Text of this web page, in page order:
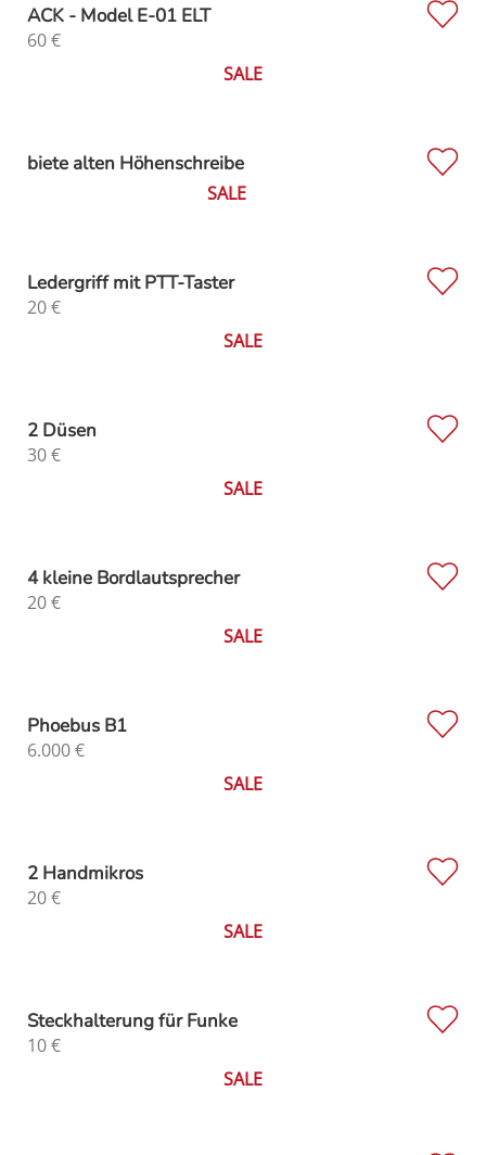
ACK - Model E-01 ELT
60€
SALE
biete alten Höhenschreibe
SALE
Ledergriff mit PTT-Taster
20€
SALE
2 Düsen
30€
SALE
4 kleine Bordlautsprecher
20€
SALE
Phoebus B1
6.000€
SALE
2 Handmikros
20€
SALE
Steckhalterung für Funke
10€
SALE